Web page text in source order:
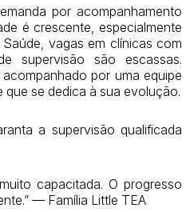
por acompanhamento
é crescente, especialmente
vagas em clínicas com
supervisão são escassas.
por uma equipe
que se dedica à sua evolução.
a supervisão qualificada
capacitada. O progresso
— Família Little TEA